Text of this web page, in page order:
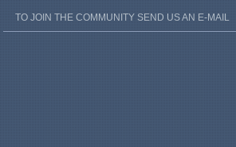
TO JOIN THE COMMUNITY SEND US AN E-MAIL